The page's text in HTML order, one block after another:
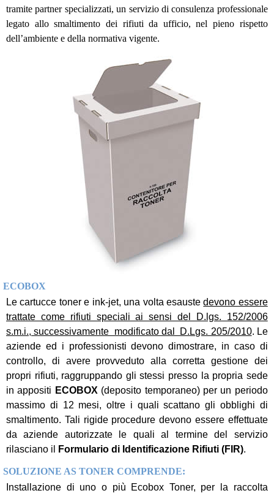
tramite partner specializzati, un servizio di consulenza professionale
legato allo smaltimento dei rifiuti da ufficio, nel pieno rispetto
dell’ambiente e della normativa vigente.
ECOBOX
Le cartucce toner e ink-jet, una volta esaustedevono essere
trattate come rifiuti speciali ai sensi del D.lgs. 152/2006
s.m.i., successivamente modificato dal D.Lgs. 205/2010. Le
aziende ed i professionisti devono dimostrare, in caso di
controllo, di avere provveduto alla corretta gestione dei
propri rifiuti, raggruppando gli stessi presso la propria sede
in appositi ECOBOX (deposito temporaneo) per un periodo
massimo di 12 mesi, oltre i quali scattano gli obblighi di
smaltimento. Tali rigide procedure devono essere effettuate
da aziende autorizzate le quali al termine del servizio
rilasciano il
Formulario di Identificazione Rifiuti (FIR).
SOLUZIONE AS TONER COMPRENDE:
Installazione di uno o più Ecobox Toner, per la raccolta